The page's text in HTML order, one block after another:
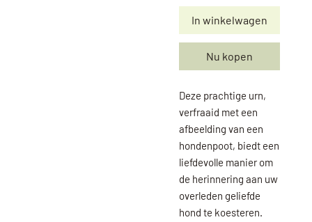
In winkelwagen
Nu kopen
Deze prachtige urn,
verfraaid met een
afbeelding van een
hondenpoot, biedt een
liefdevolle manier om
de herinnering aan uw
overleden geliefde
hond te koesteren.